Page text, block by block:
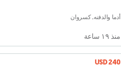
أدما والدفنه, كسروان
منذ ١٩ ساعة
USD 240